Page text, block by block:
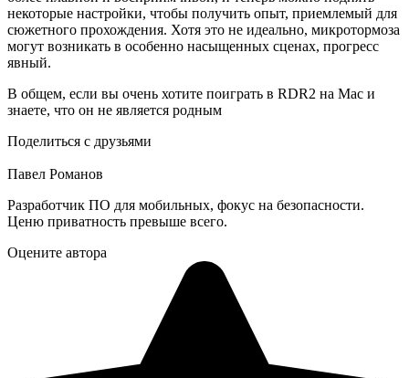
некоторые настройки, чтобы получить опыт, приемлемый для
сюжетного прохождения. Хотя это не идеально, микротормоза
могут возникать в особенно насыщенных сценах, прогресс
явный.
В общем, если вы очень хотите поиграть в RDR2 на Mac и
знаете, что он не является родным
Поделиться с друзьями
Павел Романов
Разработчик ПО для мобильных, фокус на безопасности.
Ценю приватность превыше всего.
Оцените автора